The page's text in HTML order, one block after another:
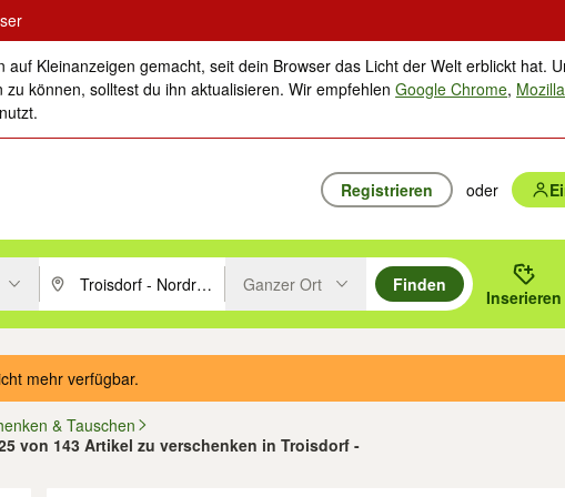
auf Kleinanzeigen gemacht, seit dein Browser das Licht der Welt erblickt hat.
zu können, solltest du ihn aktualisieren. Wir empfehlenGoogle Chrome,
Registrieren oder
Vorschläge mit den Pfeiltasten nach oben/unten durchsuchen und mit
PLZ oder Ort eingeben. Eingabetaste drücken um zu suchen, oder
Ganzer Ort
Finden
Inserieren
mehr verfügbar.
& Tauschen
von 143 Artikel zu verschenken in Troisdorf -